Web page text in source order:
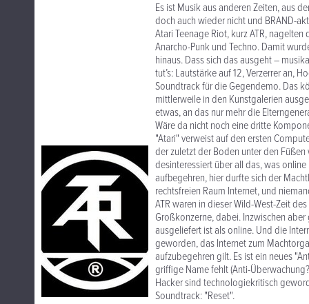
Es ist Musik aus anderen Zeiten, aus
doch auch wieder nicht und BRAND-
Atari Teenage Riot, kurz ATR,
Anarcho-Punk und Techno. Damit
hinaus. Dass sich das ausgeht –
tut’s: Lautstärke auf 12, Verzerrer an,
Soundtrack für die Gegendemo. Das
mittlerweile in den Kunstgalerien
etwas, an das nur mehr die
Wäre da nicht noch eine dritte
"Atari" verweist auf den ersten
der zuletzt der Boden unter den
desinteressiert über all das, was
aufbegehren, hier durfte sich der
rechtsfreien Raum Internet, und
ATR waren in dieser Wild-West-Zeit
Großkonzerne, dabei. Inzwischen
ausgeliefert ist als online. Und die
geworden, das Internet zum
aufzubegehren gilt. Es ist ein neues
griffige Name fehlt (Anti-
Hacker sind technologiekritisch
Soundtrack: "Reset".